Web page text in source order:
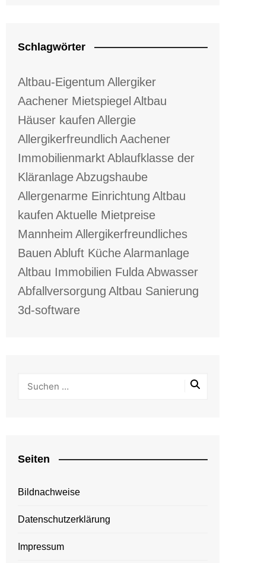
Schlagwörter
Altbau-Eigentum Allergiker
Aachener Mietspiegel Altbau
Häuser kaufen Allergie
Allergikerfreundlich Aachener
ImmobilienmarktAblaufklasse der
KläranlageAbzugshaube
Allergenarme Einrichtung Altbau
kaufen Aktuelle Mietpreise
Mannheim Allergikerfreundliches
Bauen Abluft KücheAlarmanlage
Altbau Immobilien FuldaAbwasser
Abfallversorgung Altbau Sanierung
3d-software
Seiten
Bildnachweise
Datenschutzerklärung
Impressum